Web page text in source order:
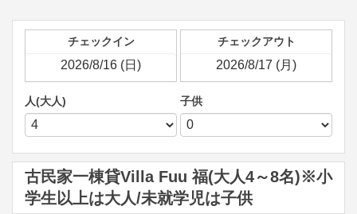
チェックイン チェックアウト
人(大人) 子供
古民家一棟貸Villa Fuu 福(大人4～8名)※小
学生以上は大人/未就学児は子供